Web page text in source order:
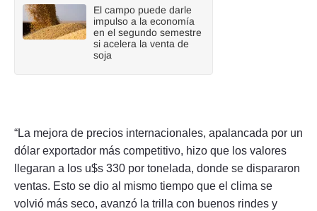
El campo puede darle
impulso a la economía
en el segundo semestre
si acelera la venta de
soja
“La mejora de precios internacionales, apalancada por un
dólar exportador más competitivo, hizo que los valores
llegaran a los u$s 330 por tonelada, donde se dispararon
ventas. Esto se dio al mismo tiempo que el clima se
volvió más seco, avanzó la trilla con buenos rindes y